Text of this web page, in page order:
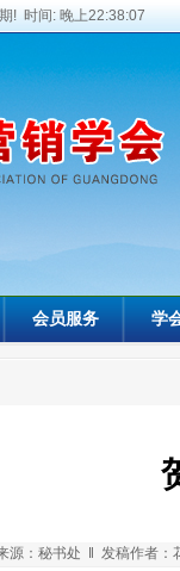
! 时间: 晚上22:38:08
会员服务 学
源：秘书处 ‖ 发稿作者